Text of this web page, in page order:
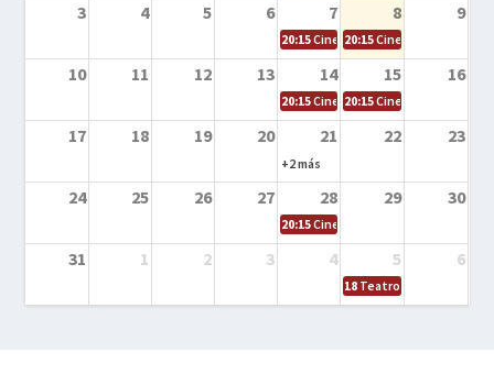
3 4 5 6 7 8 9
20:15Cine en la calle – El niño y la
20:15Cine en la calle –
10 11 12 13 14 15 16
20:15Cine en la calle – Tortugas
20:15Cine en la calle –
17 18 19 20 21 22 23
+2 más
24 25 26 27 28 29 30
20:15Cine en el calle – Tintín y el
31 1 2 3 4 5 6
18 Teatro – Tres